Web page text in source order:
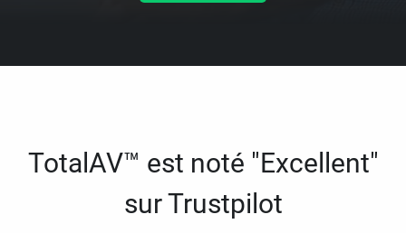
TotalAV™ est noté "Excellent"
sur Trustpilot